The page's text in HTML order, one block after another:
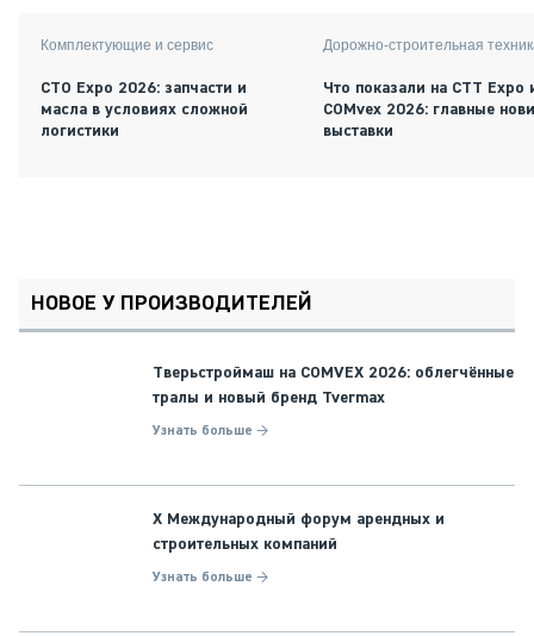
Комплектующие и сервис
СТО Expo 2026: запчасти и
масла в условиях сложной
логистики
Дорожно-строительная
Что показали на CTT Expo
COMvex 2026: главные
выставки
НОВОЕ У ПРОИЗВОДИТЕЛЕЙ
Тверьстроймаш на COMVEX 2026: облегчённые
тралы и новый бренд Tvermax
Узнать больше →
X Международный форум арендных и
строительных компаний
Узнать больше →